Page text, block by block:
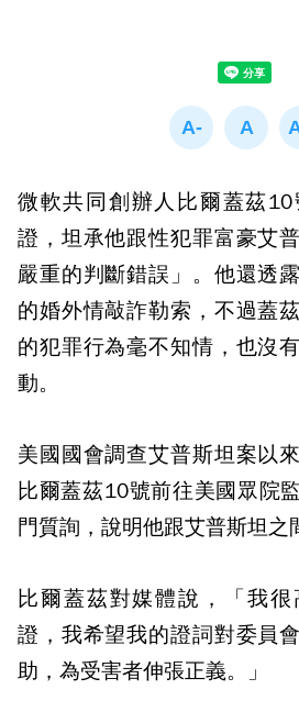
微軟共同創辦人比爾蓋茲
證，坦承他跟性犯罪富豪艾
嚴重的判斷錯誤」。他還透
的婚外情敲詐勒索，不過蓋
的犯罪行為毫不知情，也沒
動。
美國國會調查艾普斯坦案以
比爾蓋茲10號前往美國眾院
門質詢，說明他跟艾普斯坦之
比爾蓋茲對媒體說，「我
證，我希望我的證詞對委員
助，為受害者伸張正義。」